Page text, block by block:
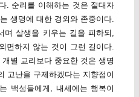
. 순리를 이해하는 것은 절대자
생명에 대한 경외와 존중이다.
며 살생을 키우는 길을 피하되,
면하지 않는 것이 그런 길이다.
별 교리보다 중요한 것은 생명
고난을 구제하겠다는 지향점이
백성들에게, 내세에는 행복이